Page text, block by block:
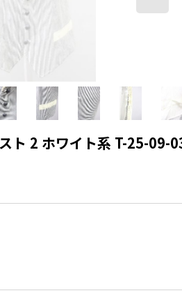
ト 2 ホワイト系 T-25-